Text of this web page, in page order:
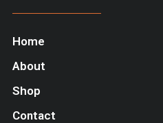
Home
About
Shop
Contact